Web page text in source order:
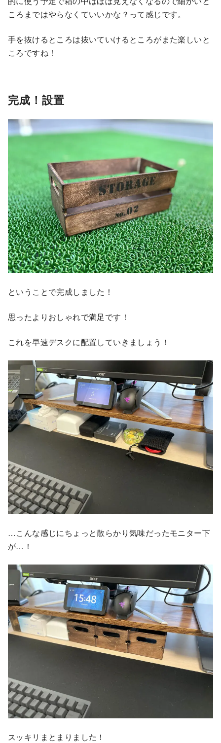
ころまではやらなくていいかな？って感じです。
手を抜けるところは抜いていけるところがまた楽しいと
ころですね！
完成！設置
ということで完成しました！
思ったよりおしゃれで満足です！
これを早速デスクに配置していきましょう！
…こんな感じにちょっと散らかり気味だったモニター下
が…！
スッキリまとまりました！